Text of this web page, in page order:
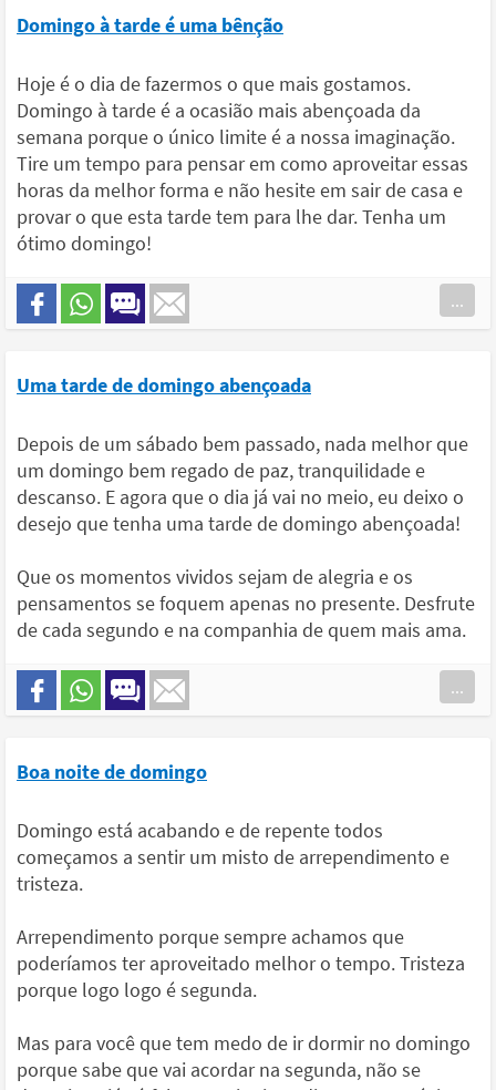
Domingo à tarde é uma bênção
Hoje é o dia de fazermos o que mais gostamos.
Domingo à tarde é a ocasião mais abençoada da
semana porque o único limite é a nossa imaginação.
Tire um tempo para pensar em como aproveitar essas
horas da melhor forma e não hesite em sair de casa e
provar o que esta tarde tem para lhe dar. Tenha um
ótimo domingo!
...
Uma tarde de domingo abençoada
Depois de um sábado bem passado, nada melhor que
um domingo bem regado de paz, tranquilidade e
descanso. E agora que o dia já vai no meio, eu deixo o
desejo que tenha uma tarde de domingo abençoada!
Que os momentos vividos sejam de alegria e os
pensamentos se foquem apenas no presente. Desfrute
de cada segundo e na companhia de quem mais ama.
...
Boa noite de domingo
Domingo está acabando e de repente todos
começamos a sentir um misto de arrependimento e
tristeza.
Arrependimento porque sempre achamos que
poderíamos ter aproveitado melhor o tempo. Tristeza
porque logo logo é segunda.
Mas para você que tem medo de ir dormir no domingo
porque sabe que vai acordar na segunda, não se